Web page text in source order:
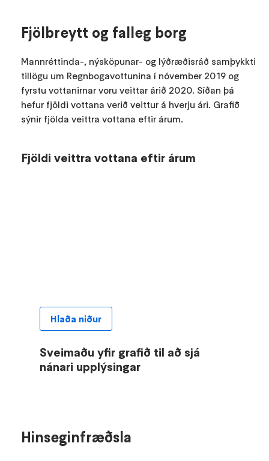
Fjölbreytt og falleg borg
Mannréttinda-, nýsköpunar- og lýðræðisráð samþykkti
tillögu um Regnbogavottunina í nóvember 2019 og
fyrstu vottanirnar voru veittar árið 2020. Síðan þá
hefur fjöldi vottana verið veittur á hverju ári. Grafið
sýnir fjölda veittra vottana eftir árum.
Fjöldi veittra vottana eftir árum
Sveimaðu yfir grafið til að sjá
nánari upplýsingar
Hlaða niður
Hinseginfræðsla